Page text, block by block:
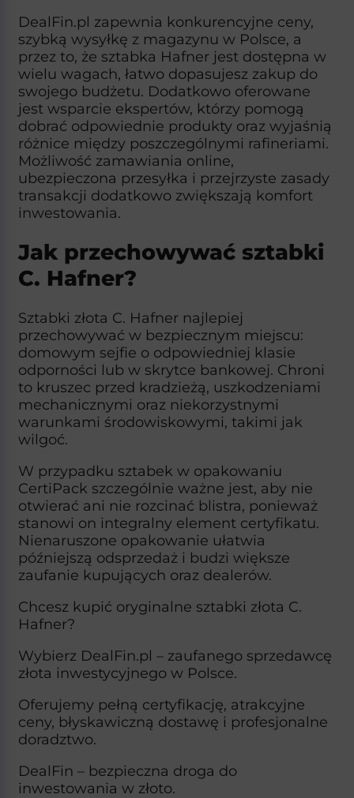
DealFin.pl zapewnia konkurencyjne ceny,
szybką wysyłkę z magazynu w Polsce, a
przez to, że sztabka Hafner jest dostępna w
wielu wagach, łatwo dopasujesz zakup do
swojego budżetu. Dodatkowo oferowane
jest wsparcie ekspertów, którzy pomogą
dobrać odpowiednie produkty oraz wyjaśnią
różnice między poszczególnymi rafineriami.​
Możliwość zamawiania online,
ubezpieczona przesyłka i przejrzyste zasady
transakcji dodatkowo zwiększają komfort
inwestowania.​
Jak przechowywać sztabki
C. Hafner?
Sztabki złota C. Hafner najlepiej
przechowywać w bezpiecznym miejscu:
domowym sejfie o odpowiedniej klasie
odporności lub w skrytce bankowej. Chroni
to kruszec przed kradzieżą, uszkodzeniami
mechanicznymi oraz niekorzystnymi
warunkami środowiskowymi, takimi jak
wilgoć.​
W przypadku sztabek w opakowaniu
CertiPack szczególnie ważne jest, aby nie
otwierać ani nie rozcinać blistra, ponieważ
stanowi on integralny element certyfikatu.
Nienaruszone opakowanie ułatwia
późniejszą odsprzedaż i budzi większe
zaufanie kupujących oraz dealerów.​
Chcesz kupić oryginalne sztabki złota C.
Hafner?
Wybierz DealFin.pl – zaufanego sprzedawcę
złota inwestycyjnego w Polsce.
Oferujemy pełną certyfikację, atrakcyjne
ceny, błyskawiczną dostawę i profesjonalne
doradztwo.
DealFin – bezpieczna droga do
inwestowania w złoto.